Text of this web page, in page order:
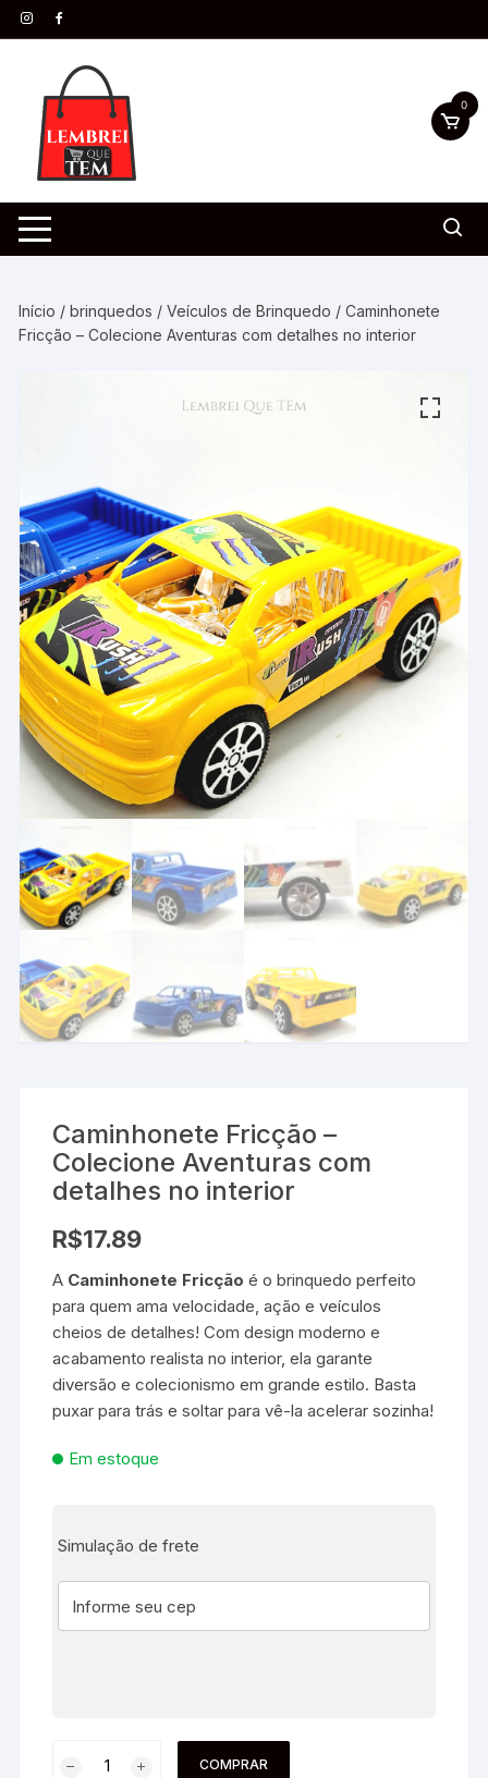
0
Início /brinquedos /Veículos de Brinquedo / Caminhonete
Fricção – Colecione Aventuras com detalhes no interior
Caminhonete Fricção –
Colecione Aventuras com
detalhes no interior
R$17.89
A Caminhonete Fricção é o brinquedo perfeito
para quem ama velocidade, ação e veículos
cheios de detalhes! Com design moderno e
acabamento realista no interior, ela garante
diversão e colecionismo em grande estilo. Basta
puxar para trás e soltar para vê-la acelerar sozinha!
Em estoque
Simulação de frete
COMPRAR